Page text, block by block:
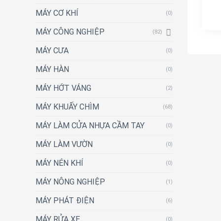
MÁY CƠ KHÍ (0)
MÁY CÔNG NGHIỆP (82)
MÁY CƯA (0)
MÁY HÀN (0)
MÁY HỚT VÁNG (2)
MÁY KHUẤY CHÌM (68)
MÁY LÀM CỬA NHỰA CẦM TAY (0)
MÁY LÀM VƯỜN (0)
MÁY NÉN KHÍ (0)
MÁY NÔNG NGHIỆP (1)
MÁY PHÁT ĐIỆN (6)
(0)